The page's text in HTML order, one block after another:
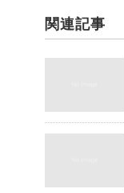
関連記事